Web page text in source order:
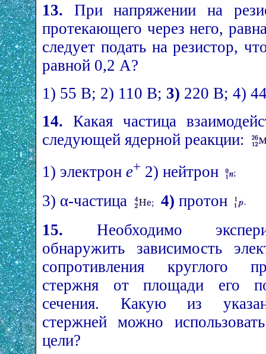
13. При напряжении на
протекающего через него,
следует подать на резистор,
равной 0,2 А?
1) 55 В; 2) 110 В; 3) 220 В; 4)
14. Какая частица
следующей ядерной реакции:
1) электрон e+ 2) нейтрон
3) α-частица
4) протон
15. Необходимо
обнаружить зависимость
сопротивления круглого
стержня от площади его
сечения. Какую из
стержней можно
цели?